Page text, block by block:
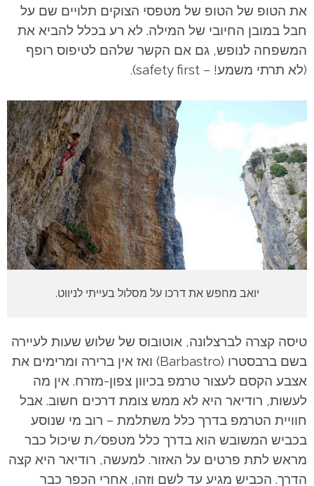
את הטופ של הטופ של מטפסי הצוקים תלויים שם על
חבל במובן החיובי של המילה. לא רע בכלל להביא את
המשפחה לנופש, גם אם הקשר שלהם לטיפוס רופף
(לא תרתי משמע! – safety first).
יואב מחפש את דרכו על מסלול בעייתי לניווט.
טיסה קצרה לברצלונה, אוטובוס של שלוש שעות לעיירה
בשם ברבסטרו (Barbastro) ואז אין ברירה ומרימים את
אצבע הקסם לעצור טרמפ בכיוון צפון-מזרח. אין מה
לעשות, רודיאר היא לא ממש צומת דרכים חשוב. אבל
חוויית הטרמפ בדרך כלל משתלמת – רוב מי שנוסע
בכביש המשובש הוא בדרך כלל מטפס/ת שיכול כבר
מראש לתת פרטים על האזור. למעשה, רודיאר היא קצה
הדרך. הכביש מגיע עד לשם וזהו, אחרי הכפר כבר